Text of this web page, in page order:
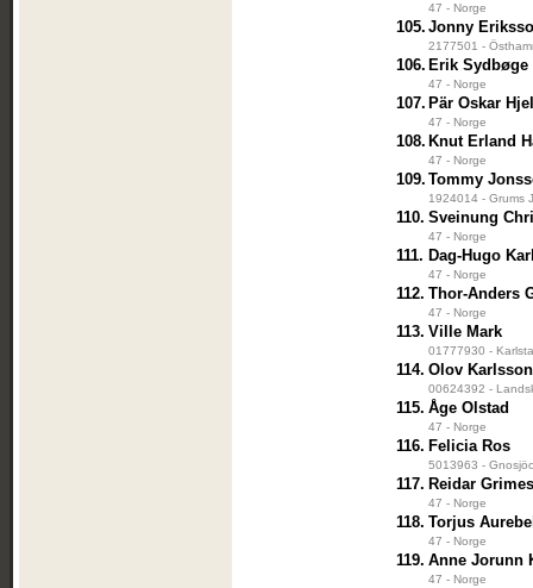
47 - Norge
105. Jonny
2177501 -
106. Erik Sydbøge
47 - Norge
107. Pär Oskar
47 - Norge
108. Knut Erland
47 - Norge
109. Tommy
1924014 - Grums
110. Sveinung
47 - Norge
111. Dag-Hugo
47 - Norge
112. Thor-Anders
47 - Norge
113. Ville Mark
01777930 -
114. Olov Karlsson
00624392 -
115. Åge Olstad
47 - Norge
116. Felicia Ros
5013963 -
117. Reidar
47 - Norge
118. Torjus
47 - Norge
119. Anne Jorunn
47 - Norge